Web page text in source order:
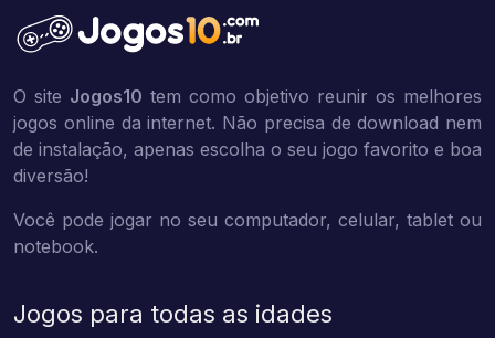
O site Jogos10 tem como objetivo reunir os melhores
jogos online da internet. Não precisa de download nem
de instalação, apenas escolha o seu jogo favorito e boa
diversão!
Você pode jogar no seu computador, celular, tablet ou
notebook.
Jogos para todas as idades